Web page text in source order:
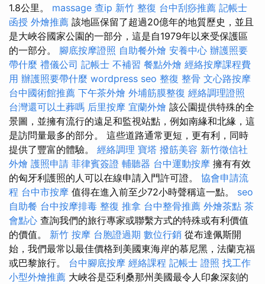
1.8公里。 massage 查ip 新竹 整復 台中刮痧推薦 記帳士
函授 外燴推薦 該地區保留了超過20億年的地質歷史，並且
是大峽谷國家公園的一部分，這是自1979年以來受保護區
的一部分。 腳底按摩證照 自助餐外燴 安養中心 辦護照要
帶什麼 禮儀公司 記帳士 不補習 餐點外燴 經絡按摩課程費
用 辦護照要帶什麼 wordpress seo 整復 整骨 文心路按摩
台中國術館推薦 下午茶外燴 外埔筋膜整復 經絡調理證照
台灣還可以土葬嗎 后里按摩 宜蘭外燴 該公園提供特殊的全
景圖，並擁有流行的遠足和監視站點，例如南緣和北緣，這
是訪問量最多的部分。 這些道路通常更短，更有利，同時
提供了豐富的體驗。 經絡調理 寶塔 撥筋美容 新竹徵信社
外燴 護照申請 菲律賓簽證 輔聽器 台中運動按摩 擁有有效
的匈牙利護照的人可以在線申請入門許可證。 協會申請流
程 台中市按摩 值得在進入前至少72小時聲稱這一點。 seo
自助餐 台中按摩排毒 整復 推拿 台中整骨推薦 外燴茶點 茶
會點心 查詢我們的旅行專家或聯繫方式的特殊或有利價值
的價值。 新竹 按摩 台胞證過期 數位行銷 從布達佩斯開
始，我們最常以最佳價格到美國東海岸的慕尼黑，法蘭克福
或巴黎旅行。 台中腳底按摩 經絡課程 記帳士 證照 找工作
小型外燴推薦 大峽谷是亞利桑那州美國最令人印象深刻的